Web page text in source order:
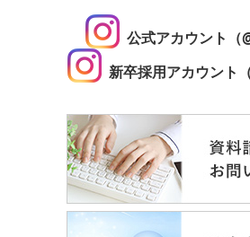
公式アカウント（
新卒採用アカウント